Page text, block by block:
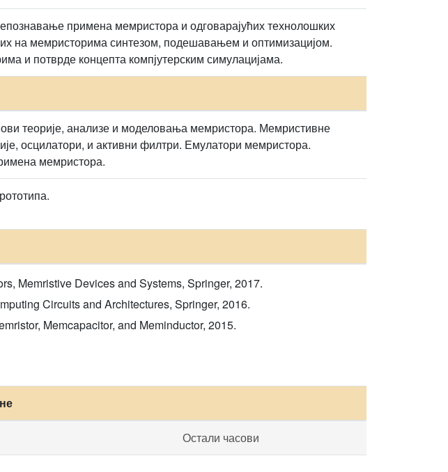
примена мемристора и одговарајућих технолошких
на мемристорима синтезом, подешавањем и оптимизацијом.
и потврде концепта компјутерским симулацијама.
теорије, анализе и моделовања мемристора. Мемристивне
осцилатори, и активни филтри. Емулатори мемристора.
мемристора.
Memristive Devices and Systems, Springer, 2017.
Circuits and Architectures, Springer, 2016.
Memcapacitor, and Meminductor, 2015.
Остали часови